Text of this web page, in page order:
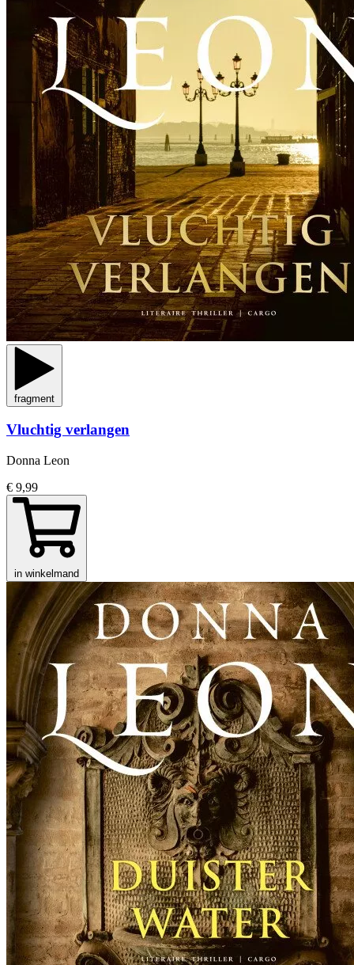
fragment
Vluchtig verlangen
Donna Leon
€ 9,99
in winkelmand